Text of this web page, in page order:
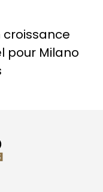
croissance
pour Milano